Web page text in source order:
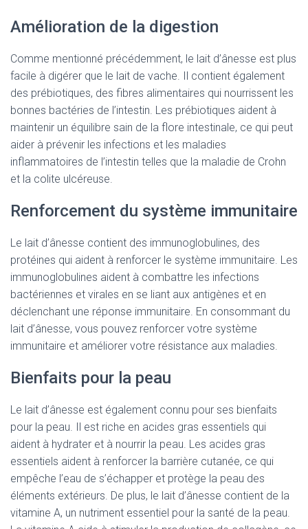
Amélioration de la digestion
Comme mentionné précédemment, le lait d’ânesse est plus
facile à digérer que le lait de vache. Il contient également
des prébiotiques, des fibres alimentaires qui nourrissent les
bonnes bactéries de l’intestin. Les prébiotiques aident à
maintenir un équilibre sain de la flore intestinale, ce qui peut
aider à prévenir les infections et les maladies
inflammatoires de l’intestin telles que la maladie de Crohn
et la colite ulcéreuse.
Renforcement du système immunitaire
Le lait d’ânesse contient des immunoglobulines, des
protéines qui aident à renforcer le système immunitaire. Les
immunoglobulines aident à combattre les infections
bactériennes et virales en se liant aux antigènes et en
déclenchant une réponse immunitaire. En consommant du
lait d’ânesse, vous pouvez renforcer votre système
immunitaire et améliorer votre résistance aux maladies.
Bienfaits pour la peau
Le lait d’ânesse est également connu pour ses bienfaits
pour la peau. Il est riche en acides gras essentiels qui
aident à hydrater et à nourrir la peau. Les acides gras
essentiels aident à renforcer la barrière cutanée, ce qui
empêche l’eau de s’échapper et protège la peau des
éléments extérieurs. De plus, le lait d’ânesse contient de la
vitamine A, un nutriment essentiel pour la santé de la peau.